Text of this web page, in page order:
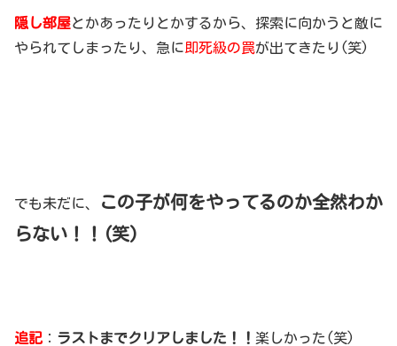
隠し部屋とかあったりとかするから、探索に向かうと敵に
やられてしまったり、急に 即死級の罠が出てきたり(笑)
でも未だに、
この子が何をやってるのか全然わか
らない！！(笑)
追記 ： ラストまでクリアしました！！ 楽しかった(笑)